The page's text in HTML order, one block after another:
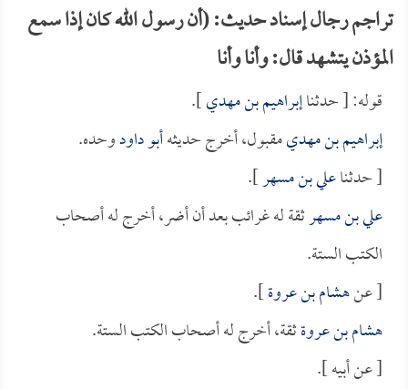
تراجم رجال إسناد حديث: (أن رسول الله كان إذا سمع
المؤذن يتشهد قال: وأنا وأنا
قوله: [ حدثناإبراهيم بن مهدي].
إبراهيم بن مهديمقبول، أخرج حديثهأبو داودوحده.
[ حدثناعلي بن مسهر].
علي بن مسهرثقة له غرائب بعد أن أضر، أخرج له أصحاب
الكتب الستة.
[ عنهشام بن عروة].
هشام بن عروةثقة، أخرج له أصحاب الكتب الستة.
[ عن أبيه ].